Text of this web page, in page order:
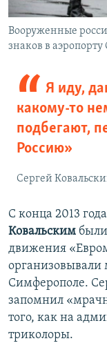
Вооруженные
знаков в
Я иду,
какому-то
подбегают,
Россию»
Сергей
С конца 2013
Ковальским
движения
организовывали
Симферополе.
запомнил
того, как на
триколоры.